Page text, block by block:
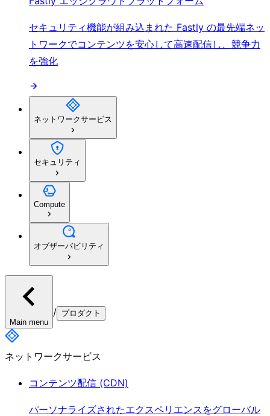
セキュリティ機能が組み込まれた Fastly の最先端ネッ
トワークでコンテンツを安心して高速配信し、競争力
を強化
ネットワークサービス
セキュリティ
Compute
オブザーバビリティ
Main menu
/ プロダクト
ネットワークサービス
コンテンツ配信 (CDN)
パーソナライズされたエクスペリエンスをグローバル